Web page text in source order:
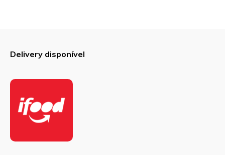
Delivery disponível